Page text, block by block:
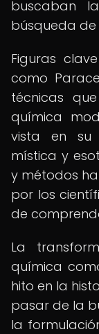
buscaban
búsqueda de
Figuras
como
técnicas
química
vista en su
mística y
y métodos
por los
de
La
química
hito en la
pasar de la
la